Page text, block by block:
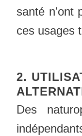
santé n’ont
ces usages
2.
Des